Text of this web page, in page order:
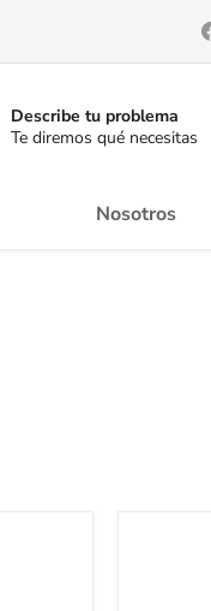
Describe tu problema
Te diremos qué necesitas
Nosotros